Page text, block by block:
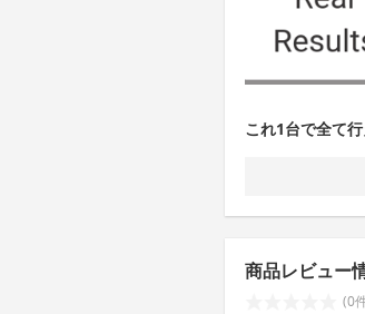
これ1台で全て
商品レビュー
(0